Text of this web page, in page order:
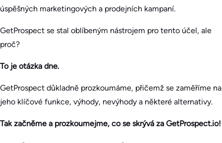
úspěšných marketingových a prodejních kampaní.
GetProspect se stal oblíbeným nástrojem pro tento účel, ale
proč?
To je otázka dne.
GetProspect důkladně prozkoumáme, přičemž se zaměříme na
jeho klíčové funkce, výhody, nevýhody a některé alternativy.
Tak začněme a prozkoumejme, co se skrývá za GetProspect.io!